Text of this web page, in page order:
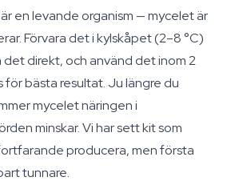
en levande organism — mycelet är
Förvara det i kylskåpet (2–8 °C)
det direkt, och använd det inom 2
bästa resultat. Ju längre du
mycelet näringen i
minskar. Vi har sett kit som
producera, men första
tunnare.